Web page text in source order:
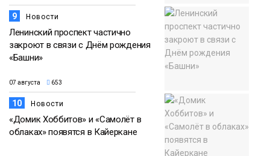
9 Новости
Ленинский проспект частично
закроют в связи с Днём рождения
«Башни»
07 августа 653
10 Новости
«Домик Хоббитов» и «Самолёт в
облаках» появятся в Кайеркане